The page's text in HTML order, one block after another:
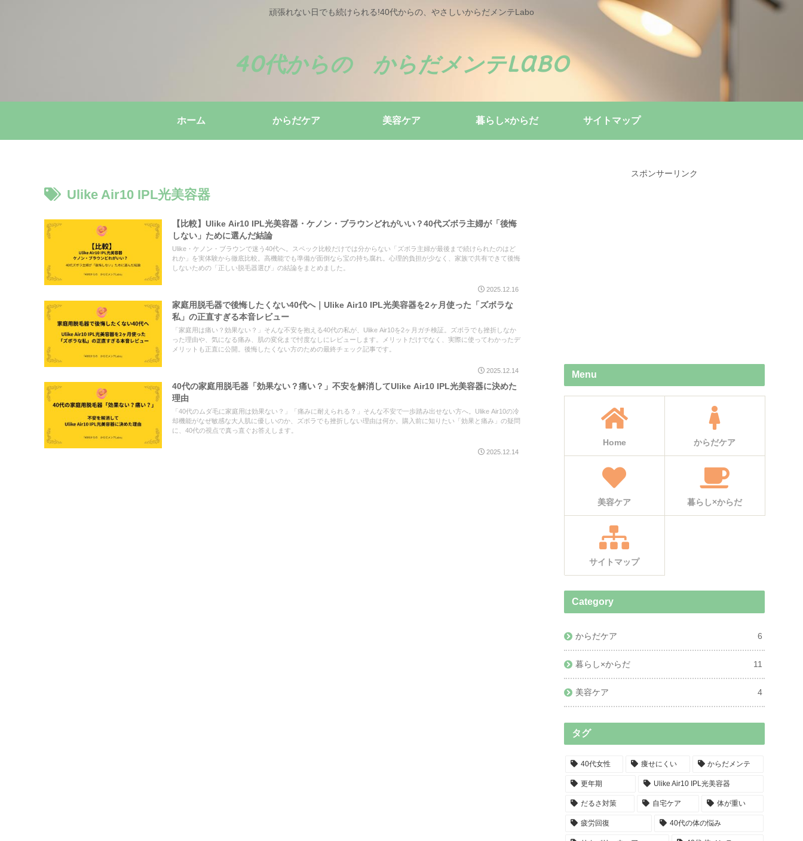
頑張れない日でも続けられる!40代からの、やさしいからだメンテLabo
40代からの からだメンテLabo
ホーム からだケア 美容ケア 暮らし×からだ サイトマップ
Ulike Air10 IPL光美容器
【比較】Ulike Air10 IPL光美容器・ケノン・ブラウンどれがいい？40代ズボラ主婦が「後悔
しない」ために選んだ結論
Ulike・ケノン・ブラウンで迷う40代へ。スペック比較だけでは分からない「ズボラ主婦が最後まで続けられたのはど
れか」を実体験から徹底比較。高機能でも準備が面倒なら宝の持ち腐れ。心理的負担が少なく、家族で共有できて後悔
しないための「正しい脱毛器選び」の結論をまとめました。
2025.12.16
家庭用脱毛器で後悔したくない40代へ｜Ulike Air10 IPL光美容器を2ヶ月使った「ズボラな
私」の正直すぎる本音レビュー
「家庭用は痛い？効果ない？」そんな不安を抱える40代の私が、Ulike Air10を2ヶ月ガチ検証。ズボラでも挫折しなか
った理由や、気になる痛み、肌の変化まで忖度なしにレビューします。メリットだけでなく、実際に使ってわかったデ
メリットも正直に公開。後悔したくない方のための最終チェック記事です。
2025.12.14
40代の家庭用脱毛器「効果ない？痛い？」不安を解消してUlike Air10 IPL光美容器に決めた
理由
「40代のムダ毛に家庭用は効果ない？」「痛みに耐えられる？」そんな不安で一歩踏み出せない方へ。Ulike Air10の冷
却機能がなぜ敏感な大人肌に優しいのか、ズボラでも挫折しない理由は何か。購入前に知りたい「効果と痛み」の疑問
に、40代の視点で真っ直ぐお答えします。
2025.12.14
スポンサーリンク
Menu
Home からだケア
美容ケア 暮らし×からだ
サイトマップ
Category
からだケア 6
暮らし×からだ 11
美容ケア 4
タグ
40代女性 痩せにくい からだメンテ
更年期 Ulike Air10 IPL光美容器
だるさ対策 自宅ケア 体が重い
疲労回復 40代の体の悩み